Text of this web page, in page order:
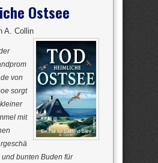
Ostsee
A. Collin
von
sorgt
mit
und bunten Buden für